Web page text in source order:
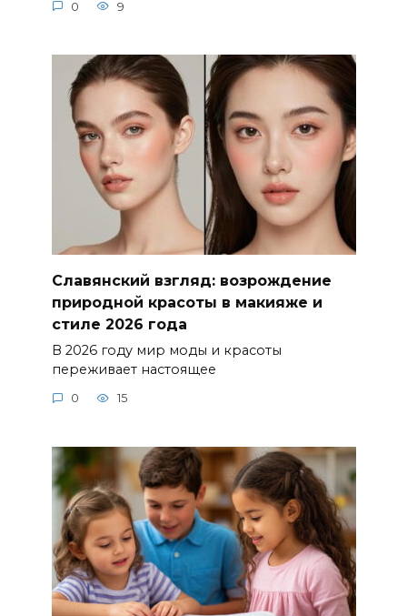
0 9
Славянский взгляд: возрождение
природной красоты в макияже и
стиле 2026 года
В 2026 году мир моды и красоты
переживает настоящее
0 15